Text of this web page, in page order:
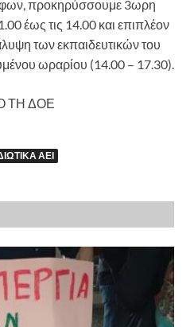
προκηρύσσουμε 3ωρη
έως τις 14.00 και επιπλέον
των εκπαιδευτικών του
ωραρίου (14.00 – 17.30).
ΤΗ ΔΟΕ
ΑΕΙ